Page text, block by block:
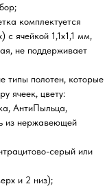
комплектуется
с ячейкой 1,1х1,1 мм,
не поддерживает
типы полотен, которые
ячеек, цвету:
АнтиПыльца,
из нержавеющей
серый или
и 2 низ);